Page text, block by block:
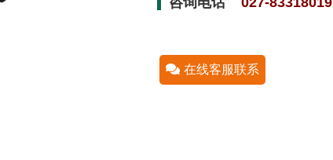
在线客服联系